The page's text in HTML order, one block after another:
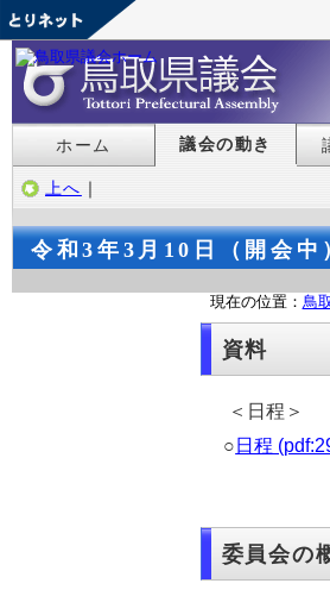
ホーム 議会の動き
上へ ｜
令和3年3月10日（開会中
現在の位置： 鳥
資料
＜日程＞
○ 日程
委員会の